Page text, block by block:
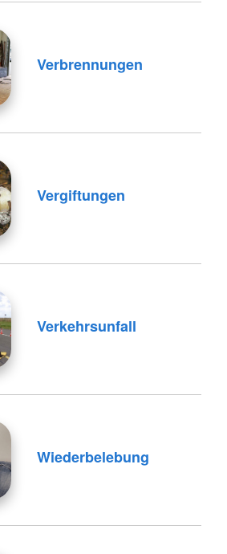
Verbrennungen
Vergiftungen
Verkehrsunfall
Wiederbelebung